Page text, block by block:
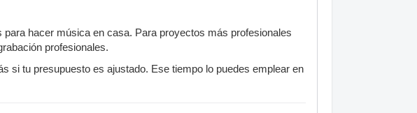
hacer música en casa. Para proyectos más profesionales
profesionales.
si tu presupuesto es ajustado. Ese tiempo lo puedes emplear en